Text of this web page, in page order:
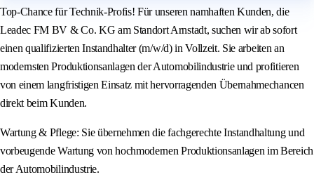
Top-Chance für Technik-Profis! Für unseren namhaften Kunden, die
Leadec FM BV & Co. KG am Standort Arnstadt, suchen wir ab sofort
einen qualifizierten Instandhalter (m/w/d) in Vollzeit. Sie arbeiten an
modernsten Produktionsanlagen der Automobilindustrie und profitieren
von einem langfristigen Einsatz mit hervorragenden Übernahmechancen
direkt beim Kunden.
Wartung & Pflege: Sie übernehmen die fachgerechte Instandhaltung und
vorbeugende Wartung von hochmodernen Produktionsanlagen im Bereich
der Automobilindustrie.